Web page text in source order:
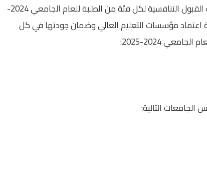
وياتي ذلك ضمن الحدود الدنيا لمعدلات القبول التنافسية لكل فئة من الطلبة للعام الجامعي 2024-
اعتماد مؤسسات التعليم العالي وضمان جودتها في كل
2024-2025:
الجامعات التالية: